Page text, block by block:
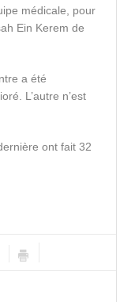
médicale, pour
Ein Kerem de
a été
L’autre n’est
ont fait 32